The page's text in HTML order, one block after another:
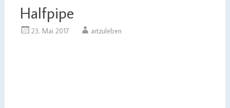
Halfpipe
23. Mai 2017 artzuleben